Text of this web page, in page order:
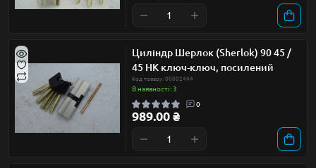
Циліндр Шерлок (Sherlok) 90 45 /
45 НК ключ-ключ, посилений
Код товару: 00002444
В наявності: 3
0
989.00 ₴